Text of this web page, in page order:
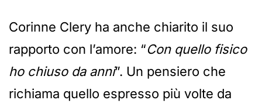
Corinne Clery ha anche chiarito il suo
rapporto con l’amore: “Con quello fisico
ho chiuso da anni”. Un pensiero che
richiama quello espresso più volte da